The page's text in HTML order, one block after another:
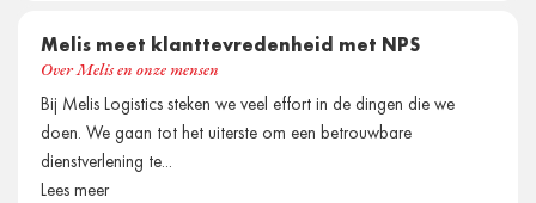
Melis meet klanttevredenheid met NPS
Over Melis en onze mensen
Bij Melis Logistics steken we veel effort in de dingen die we
doen. We gaan tot het uiterste om een betrouwbare
dienstverlening te...
Lees meer